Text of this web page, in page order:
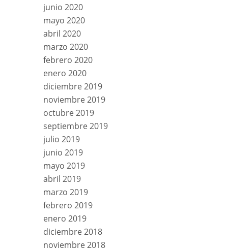
junio 2020
mayo 2020
abril 2020
marzo 2020
febrero 2020
enero 2020
diciembre 2019
noviembre 2019
octubre 2019
septiembre 2019
julio 2019
junio 2019
mayo 2019
abril 2019
marzo 2019
febrero 2019
enero 2019
diciembre 2018
noviembre 2018